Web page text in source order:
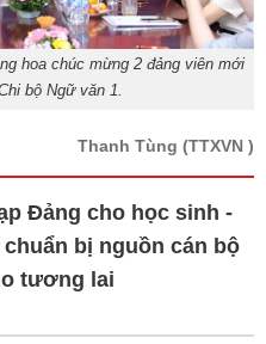
hoa chúc mừng 2 đảng viên mới
bộ Ngữ văn 1.
Thanh Tùng (TTXVN )
Đảng cho học sinh -
bị nguồn cán bộ
tương lai